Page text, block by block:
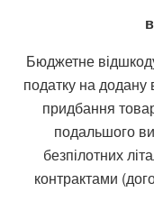
Бюджетне
податку на додану
придбання
подальшого
безпілотних
контрактами